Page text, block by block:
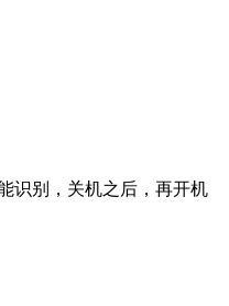
识别，关机之后，再开机